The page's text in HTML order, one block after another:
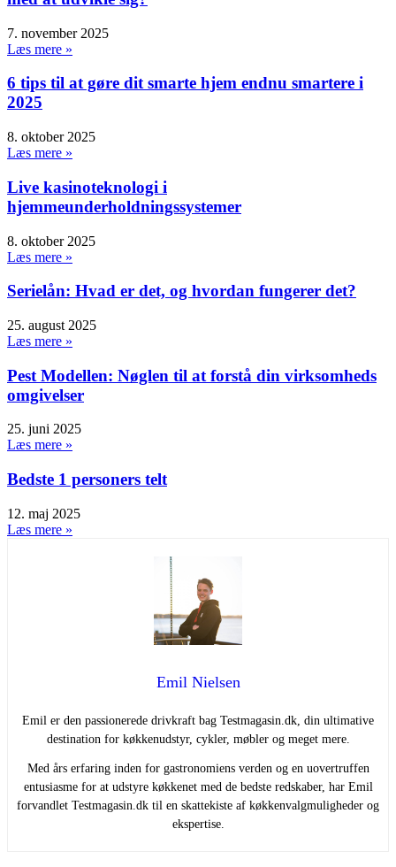
7. november 2025
Læs mere »
6 tips til at gøre dit smarte hjem endnu smartere i
2025
8. oktober 2025
Læs mere »
Live kasinoteknologi i
hjemmeunderholdningssystemer
8. oktober 2025
Læs mere »
Serielån: Hvad er det, og hvordan fungerer det?
25. august 2025
Læs mere »
Pest Modellen: Nøglen til at forstå din virksomheds
omgivelser
25. juni 2025
Læs mere »
Bedste 1 personers telt
12. maj 2025
Læs mere »
Emil Nielsen
Emil er den passionerede drivkraft bag Testmagasin.dk, din ultimative
destination for køkkenudstyr, cykler, møbler og meget mere.
Med års erfaring inden for gastronomiens verden og en uovertruffen
entusiasme for at udstyre køkkenet med de bedste redskaber, har Emil
forvandlet Testmagasin.dk til en skattekiste af køkkenvalgmuligheder og
ekspertise.